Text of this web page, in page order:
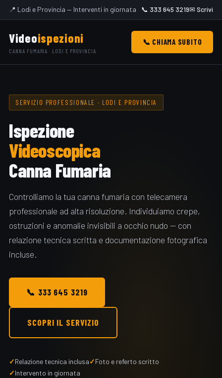
📍 Lodi e Provincia — Interventi in giornata 📞 333 645 3219✉ Scrivi
Videoispezioni
CANNA FUMARIA · LODI E PROVINCIA
📞 CHIAMA SUBITO
SERVIZIO PROFESSIONALE · LODI E PROVINCIA
Ispezione
Videoscopica
Canna Fumaria
Controlliamo la tua canna fumaria con telecamera
professionale ad alta risoluzione. Individuiamo crepe,
ostruzioni e anomalie invisibili a occhio nudo — con
relazione tecnica scritta e documentazione fotografica
incluse.
📞 333 645 3219
SCOPRI IL SERVIZIO
Relazione tecnica inclusa
Foto e referto scritto
Intervento in giornata